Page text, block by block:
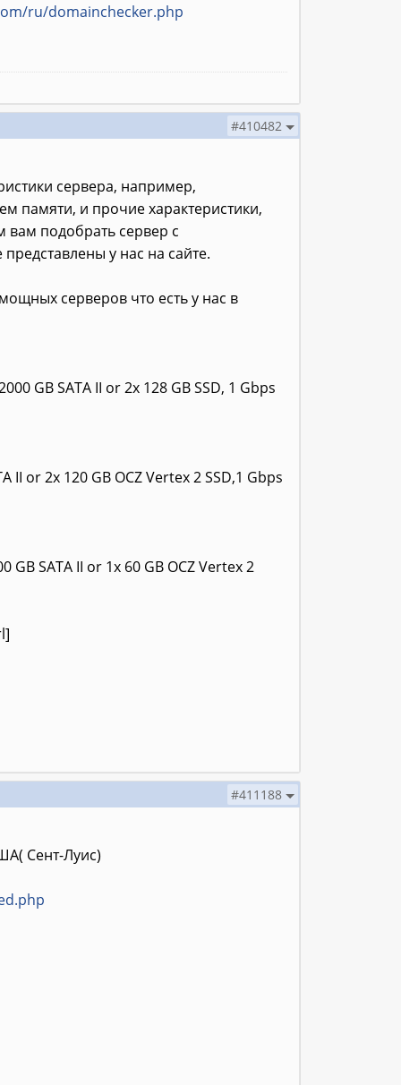
ru/domainchecker.php
#410482
сервера, например,
памяти, и прочие характеристики,
подобрать сервер с
у нас на сайте.
серверов что есть у нас в
GB SATA II or 2x 128 GB SSD, 1 Gbps
II or 2x 120 GB OCZ Vertex 2 SSD,1 Gbps
GB SATA II or 1x 60 GB OCZ Vertex 2
#411188
Сент-Луис)